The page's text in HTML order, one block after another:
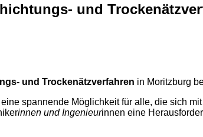
und
und Trockenätzverfahren in Moritzburg
eine spannende Möglichkeit für alle, die sich
innen und Ingenieurinnen eine